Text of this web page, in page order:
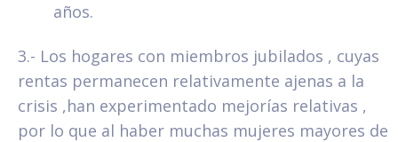
años.
3.- Los hogares con miembros jubilados , cuyas
rentas permanecen relativamente ajenas a la
crisis ,han experimentado mejorías relativas ,
por lo que al haber muchas mujeres mayores de